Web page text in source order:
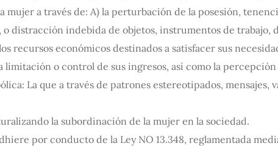
a través de: A) la perturbación de la posesión,
distracción indebida de objetos, instrumentos de trabajo,
recursos económicos destinados a satisfacer sus
limitación o control de sus ingresos, así como la
La que a través de patrones estereotipados, mensajes,
la subordinación de la mujer en la sociedad.
por conducto de la Ley NO 13.348, reglamentada